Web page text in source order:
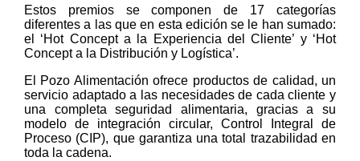
Estos premios se componen de 17 categorías
diferentes a las que en esta edición se le han sumado:
el ‘Hot Concept a la Experiencia del Cliente’ y ‘Hot
Concept a la Distribución y Logística’.
El Pozo Alimentación ofrece productos de calidad, un
servicio adaptado a las necesidades de cada cliente y
una completa seguridad alimentaria, gracias a su
modelo de integración circular, Control Integral de
Proceso (CIP), que garantiza una total trazabilidad en
toda la cadena.